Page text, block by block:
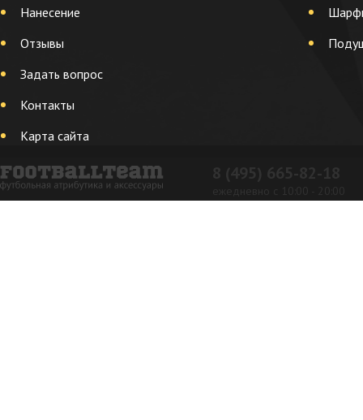
Нанесение
Отзывы
Задать вопрос
Контакты
Карта сайта